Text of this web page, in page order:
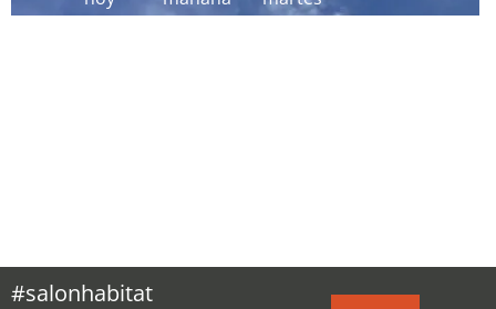
#salonhabitat